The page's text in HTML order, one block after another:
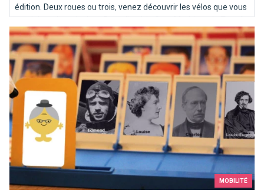
édition. Deux roues ou trois, venez découvrir les vélos que vous
conduirez demain dans Bruxelles à la Gare Maritime de Tour &
Taxis. Essayez et achetez votre vélo à Bruxelles !
MOBILITÉ
Ces inconnus du métro